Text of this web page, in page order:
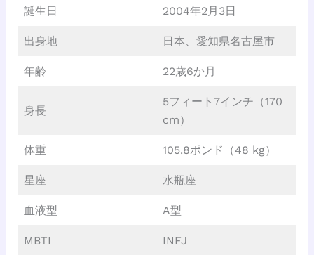
誕生日 2004年2月3日
出身地 日本、愛知県名古屋市
年齢 22歳6か月
身長
5フィート7インチ（170
cm）
体重 105.8ポンド（48 kg）
星座 水瓶座
血液型 A型
MBTI INFJ